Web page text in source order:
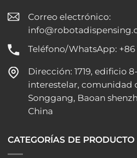
Correo electrónico:
Teléfono/WhatsApp: +86
Dirección: 1719, edificio
interestelar, comunidad
Songgang, Baoan
China
CATEGORÍAS DE PRODUCTO